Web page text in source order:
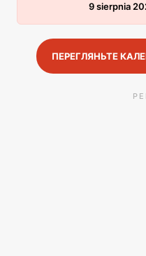
9 sierpnia
ПЕРЕГЛЯНЬТЕ